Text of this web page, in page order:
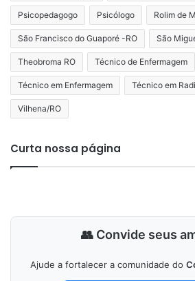
Psicopedagogo Psicólogo Rolim de
São Francisco do Guaporé -RO São
Theobroma RO Técnico de Enfermagem
Técnico em Enfermagem Técnico em
Vilhena/RO
Curta nossa página
👥 Convide seus
Ajude a fortalecer a comunidade do